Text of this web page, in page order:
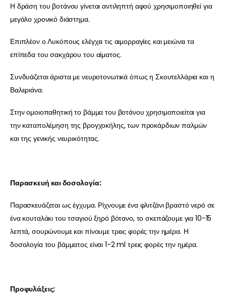
Η δράση του βοτάνου γίνεται αντιληπτή αφού χρησιμοποιηθεί για
μεγάλο χρονικό διάστημα.
Επιπλέον ο Λυκόπους ελέγχει τις αιμορραγίες και μειώνει τα
επίπεδα του σακχάρου του αίματος.
Συνδυάζεται άριστα με νευροτονωτικά όπως η Σκουτελλάρια και η
Βαλεριάνα.
Στην ομοιοπαθητική το βάμμα του βοτάνου χρησιμοποιείται για
την καταπολέμηση της βρογχοκήλης, των προκάρδιων παλμών
και της γενικής νευρικότητας.
Παρασκευή και δοσολογία:
Παρασκευάζεται ως έγχυμα. Ρίχνουμε ένα φλιτζάνι βραστό νερό σε
ένα κουταλάκι του τσαγιού ξηρό βότανο, το σκεπάζουμε για 10-15
λεπτά, σουρώνουμε και πίνουμε τρεις φορές την ημέρα. Η
δοσολογία του βάμματος είναι 1-2 ml τρεις φορές την ημέρα.
Προφυλάξεις: